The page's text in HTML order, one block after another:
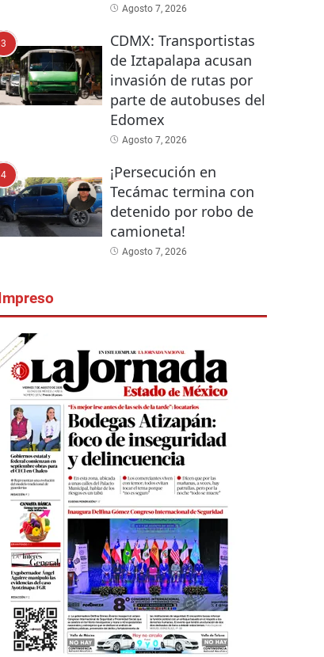
Agosto 7, 2026
3
CDMX: Transportistas
de Iztapalapa acusan
invasión de rutas por
parte de autobuses del
Edomex
Agosto 7, 2026
4
¡Persecución en
Tecámac termina con
detenido por robo de
camioneta!
Agosto 7, 2026
Impreso